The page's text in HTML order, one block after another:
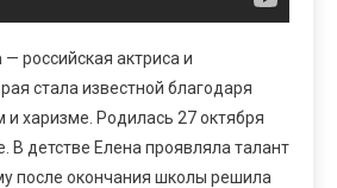
— российская актриса и
стала известной благодаря
харизме. Родилась 27 октября
В детстве Елена проявляла талант
после окончания школы решила